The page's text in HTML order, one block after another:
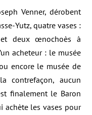
Venner, dérobent
Yutz, quatre vases :
deux œnochoès à
acheteur : le musée
encore le musée de
contrefaçon, aucun
finalement le Baron
achète les vases pour